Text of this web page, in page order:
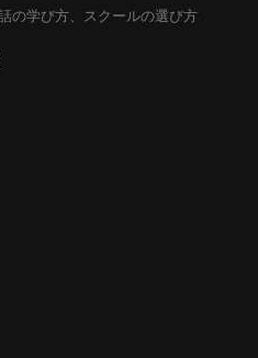
の学び方、スクールの選び方